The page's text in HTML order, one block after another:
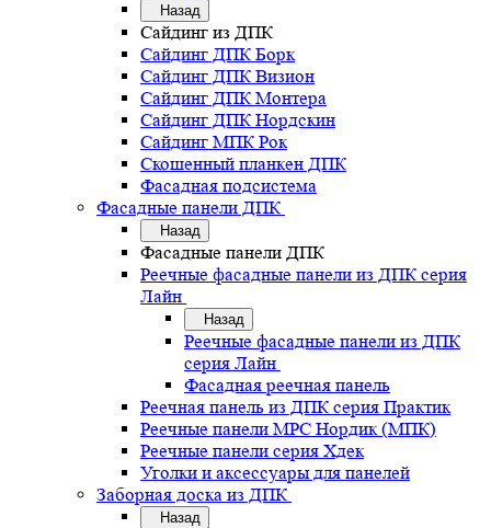
Назад
Сайдинг из ДПК
Сайдинг ДПК Борк
Сайдинг ДПК Визион
Сайдинг ДПК Монтера
Сайдинг ДПК Нордскин
Сайдинг МПК Рок
Скошенный планкен ДПК
Фасадная подсистема
Фасадные панели ДПК
Назад
Фасадные панели ДПК
Реечные фасадные панели из ДПК серия
Лайн
Назад
Реечные фасадные панели из ДПК
серия Лайн
Фасадная реечная панель
Реечная панель из ДПК серия Практик
Реечные панели MPC Нордик (МПК)
Реечные панели серия Хдек
Уголки и аксессуары для панелей
Заборная доска из ДПК
Назад